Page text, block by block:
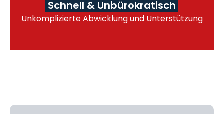
Schnell & Unbürokratisch
Unkomplizierte Abwicklung und Unterstützung